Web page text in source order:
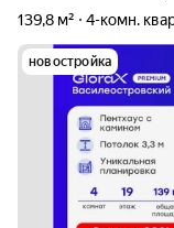
139,8 м²
4-комн.
новостройка